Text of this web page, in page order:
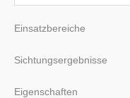
Einsatzbereiche
Sichtungsergebnisse
Eigenschaften